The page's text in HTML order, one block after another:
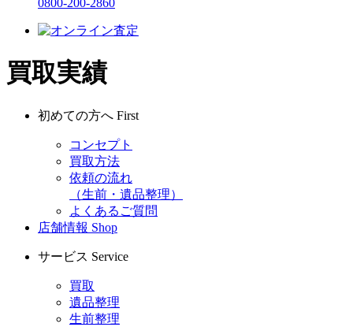
0800-200-2860
買取実績
初めての方へ First
コンセプト
買取方法
依頼の流れ
（生前・遺品整理）
よくあるご質問
店舗情報 Shop
サービス Service
買取
遺品整理
生前整理